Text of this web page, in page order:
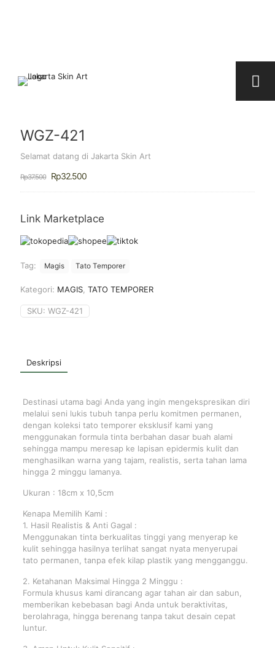
Deskripsi
Destinasi utama bagi Anda yang ingin mengekspresikan diri
melalui seni lukis tubuh tanpa perlu komitmen permanen,
dengan koleksi tato temporer eksklusif kami yang
menggunakan formula tinta berbahan dasar buah alami
sehingga mampu meresap ke lapisan epidermis kulit dan
menghasilkan warna yang tajam, realistis, serta tahan lama
hingga 2 minggu lamanya.
Ukuran : 18cm x 10,5cm
Kenapa Memilih Kami :
1. Hasil Realistis & Anti Gagal :
Menggunakan tinta berkualitas tinggi yang menyerap ke
kulit sehingga hasilnya terlihat sangat nyata menyerupai
tato permanen, tanpa efek kilap plastik yang mengganggu.
2. Ketahanan Maksimal Hingga 2 Minggu :
Formula khusus kami dirancang agar tahan air dan sabun,
memberikan kebebasan bagi Anda untuk beraktivitas,
berolahraga, hingga berenang tanpa takut desain cepat
luntur.
WGZ-421
Selamat datang di Jakarta Skin Art
Rp37.500
Harga
adalah:
Rp32.500Harga
ini
Rp32.500.
Link Marketplace
Tag: Magis Tato Temporer
Kategori: MAGIS TATO TEMPORER
SKU: WGZ-421